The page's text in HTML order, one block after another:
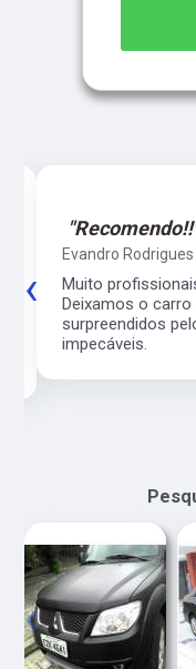
Evandro Rodrigues
Muito
Deixamos o
surpreendidos
impecáveis.
‹
‹